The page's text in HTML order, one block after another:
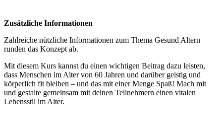
Zusätzliche Informationen
Zahlreiche nützliche Informationen zum Thema Gesund Altern
runden das Konzept ab.
Mit diesem Kurs kannst du einen wichtigen Beitrag dazu leisten,
dass Menschen im Alter von 60 Jahren und darüber geistig und
körperlich fit bleiben – und das mit einer Menge Spaß! Mach mit
und gestalte gemeinsam mit deinen Teilnehmern einen vitalen
Lebensstil im Alter.